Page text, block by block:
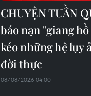
CHUYỆN TUẦN
báo nạn "giang
kéo những hệ lụy
đời thực
08/08/2026 04:00